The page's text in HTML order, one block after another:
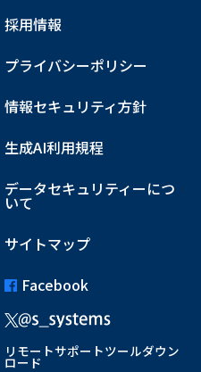
採用情報
プライバシーポリシー
情報セキュリティ方針
生成AI利用規程
データセキュリティーにつ
いて
サイトマップ
Facebook
リモートサポートツールダウン
ロード